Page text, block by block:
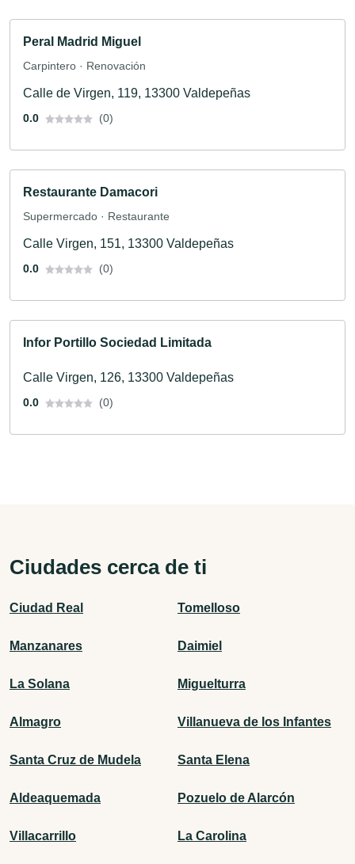
Peral Madrid Miguel
Carpintero · Renovación
Calle de Virgen, 119, 13300 Valdepeñas
0.0 (0)
Restaurante Damacori
Supermercado · Restaurante
Calle Virgen, 151, 13300 Valdepeñas
0.0 (0)
Infor Portillo Sociedad Limitada
Calle Virgen, 126, 13300 Valdepeñas
0.0 (0)
Ciudades cerca de ti
Ciudad Real Tomelloso
Manzanares Daimiel
La Solana Miguelturra
Almagro Villanueva de los Infantes
Santa Cruz de Mudela Santa Elena
Aldeaquemada Pozuelo de Alarcón
Villacarrillo La Carolina